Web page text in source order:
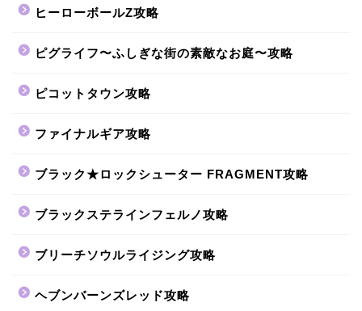
ヒーローボールZ攻略
ピグライフ〜ふしぎな街の素敵なお庭〜攻略
ピコットタウン攻略
ファイナルギア攻略
ブラック★ロックシューター FRAGMENT攻略
ブラックステラインフェルノ攻略
ブリーチソウルライジング攻略
ヘブンバーンズレッド攻略